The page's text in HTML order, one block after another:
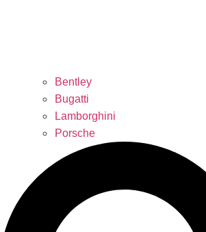
Bentley
Bugatti
Lamborghini
Porsche